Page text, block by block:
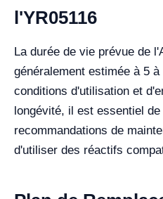
l'YR05116
La durée de vie prévue de
généralement estimée à 5
conditions d'utilisation et
longévité, il est essentiel
recommandations de
d'utiliser des réactifs